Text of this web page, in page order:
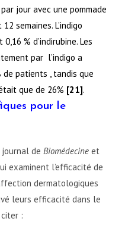
jour avec une pommade
semaines. L’indigo
% d’indirubine. Les
par  l’indigo a
de patients , tandis que
que de 26% [21].
pour le
journal deBiomédecine et
examinent l’efficacité de
dermatologiques
leurs efficacité dans le
: